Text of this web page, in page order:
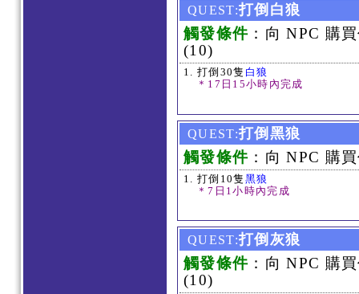
QUEST:打倒白狼
觸發條件 ：向 NPC 購
(10)
打倒30隻 白狼
＊17日15小時內完成
QUEST:打倒黑狼
觸發條件 ：向 NPC 購
打倒10隻 黑狼
＊7日1小時內完成
QUEST:打倒灰狼
觸發條件 ：向 NPC 購
(10)